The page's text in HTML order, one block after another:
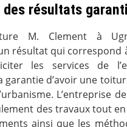
des résultats
M. Clement à
résultat qui correspond
les services de
d’avoir une
L’entreprise
des travaux tout
ainsi que les